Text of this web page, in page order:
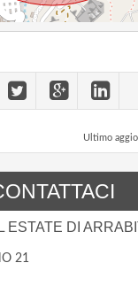
Ultimo
ESTATE DI
21